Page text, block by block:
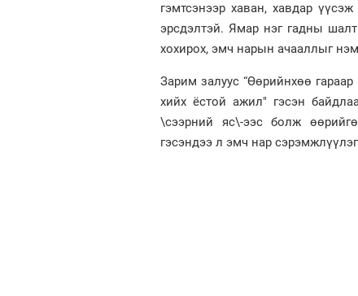
гэмтсэнээр хаван, хавдар
эрсдэлтэй. Ямар нэг гадны
хохирох, эмч нарын ачааллыг
Зарим залуус “Өөрийнхөө
хийх ёстой ажил" гэсэн
\сээрний яс\-ээс болж
гэсэндээ л эмч нар